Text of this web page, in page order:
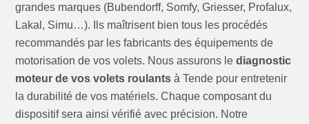
grandes marques (Bubendorff, Somfy, Griesser, Profalux,
Lakal, Simu…). Ils maîtrisent bien tous les procédés
recommandés par les fabricants des équipements de
motorisation de vos volets. Nous assurons lediagnostic
moteur de vos volets roulants à Tende pour entretenir
la durabilité de vos matériels. Chaque composant du
dispositif sera ainsi vérifié avec précision. Notre